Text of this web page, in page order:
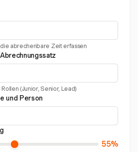
abrechenbare Zeit erfassen
(Junior, Senior, Lead)
und Person
55%